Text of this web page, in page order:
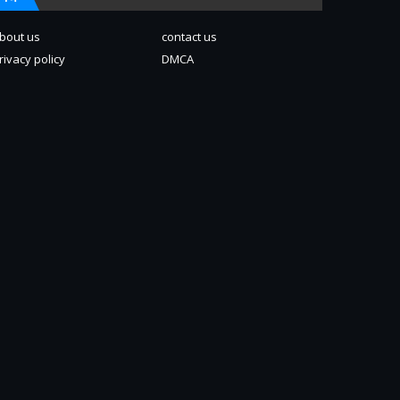
us
contact us
policy
DMCA